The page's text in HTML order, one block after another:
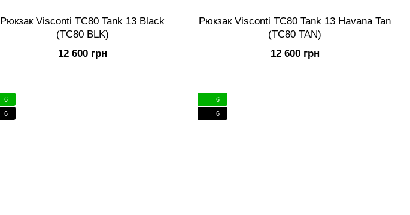
Рюкзак Visconti TC80 Tank 13 Black
(TC80 BLK)
12 600 грн
Рюкзак Visconti TC80 Tank 13 Havana Tan
(TC80 TAN)
12 600 грн
6
6
6
6